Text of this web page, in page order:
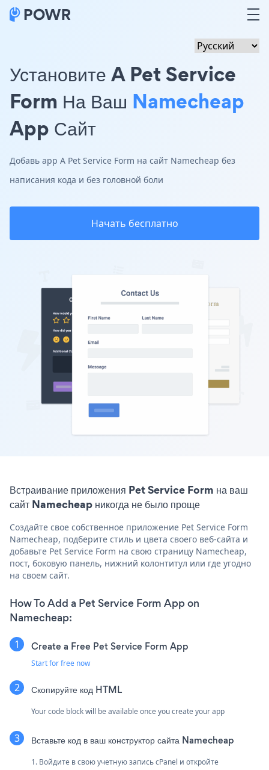
Установите A Pet Service
Form На Ваш Namecheap
App Сайт
Добавь app A Pet Service Form на сайт Namecheap без
написания кода и без головной боли
Начать бесплатно
Встраивание приложения Pet Service Form на ваш
сайт Namecheap никогда не было проще
Создайте свое собственное приложение Pet Service Form
Namecheap, подберите стиль и цвета своего веб-сайта и
добавьте Pet Service Form на свою страницу Namecheap,
пост, боковую панель, нижний колонтитул или где угодно
на своем сайт.
How To Add a Pet Service Form App on
Namecheap:
Create a Free Pet Service Form App
Start for free now
Скопируйте код HTML
Your code block will be available once you create your app
Вставьте код в ваш конструктор сайта Namecheap
1. Войдите в свою учетную запись cPanel и откройте